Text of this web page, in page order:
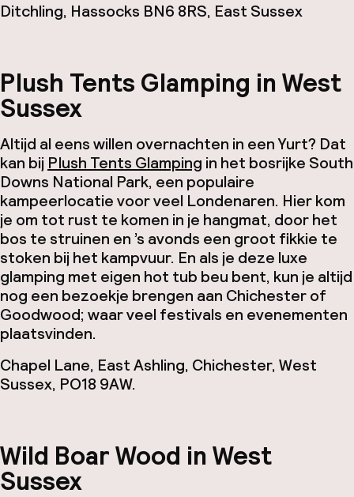
Ditchling, Hassocks BN6 8RS, East Sussex
Plush Tents Glamping in West
Sussex
Altijd al eens willen overnachten in een Yurt? Dat
kan bij Plush Tents Glamping in het bosrijke South
Downs National Park, een populaire
kampeerlocatie voor veel Londenaren. Hier kom
je om tot rust te komen in je hangmat, door het
bos te struinen en ’s avonds een groot fikkie te
stoken bij het kampvuur. En als je deze luxe
glamping met eigen hot tub beu bent, kun je altijd
nog een bezoekje brengen aan Chichester of
Goodwood; waar veel festivals en evenementen
plaatsvinden.
Chapel Lane, East Ashling, Chichester, West
Sussex, PO18 9AW.
Wild Boar Wood in West
Sussex